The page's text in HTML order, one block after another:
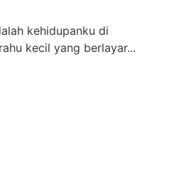
kehidupanku di
kecil yang berlayar...